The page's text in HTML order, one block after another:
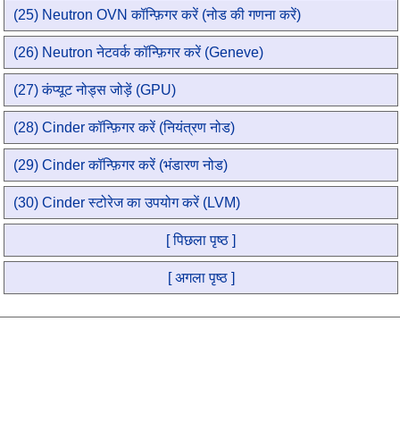
(25) Neutron OVN कॉन्फ़िगर करें (नोड की गणना करें)
(26) Neutron नेटवर्क कॉन्फ़िगर करें (Geneve)
(27) कंप्यूट नोड्स जोड़ें (GPU)
(28) Cinder कॉन्फ़िगर करें (नियंत्रण नोड)
(29) Cinder कॉन्फ़िगर करें (भंडारण नोड)
(30) Cinder स्टोरेज का उपयोग करें (LVM)
[ पिछला पृष्ठ ]
[ अगला पृष्ठ ]